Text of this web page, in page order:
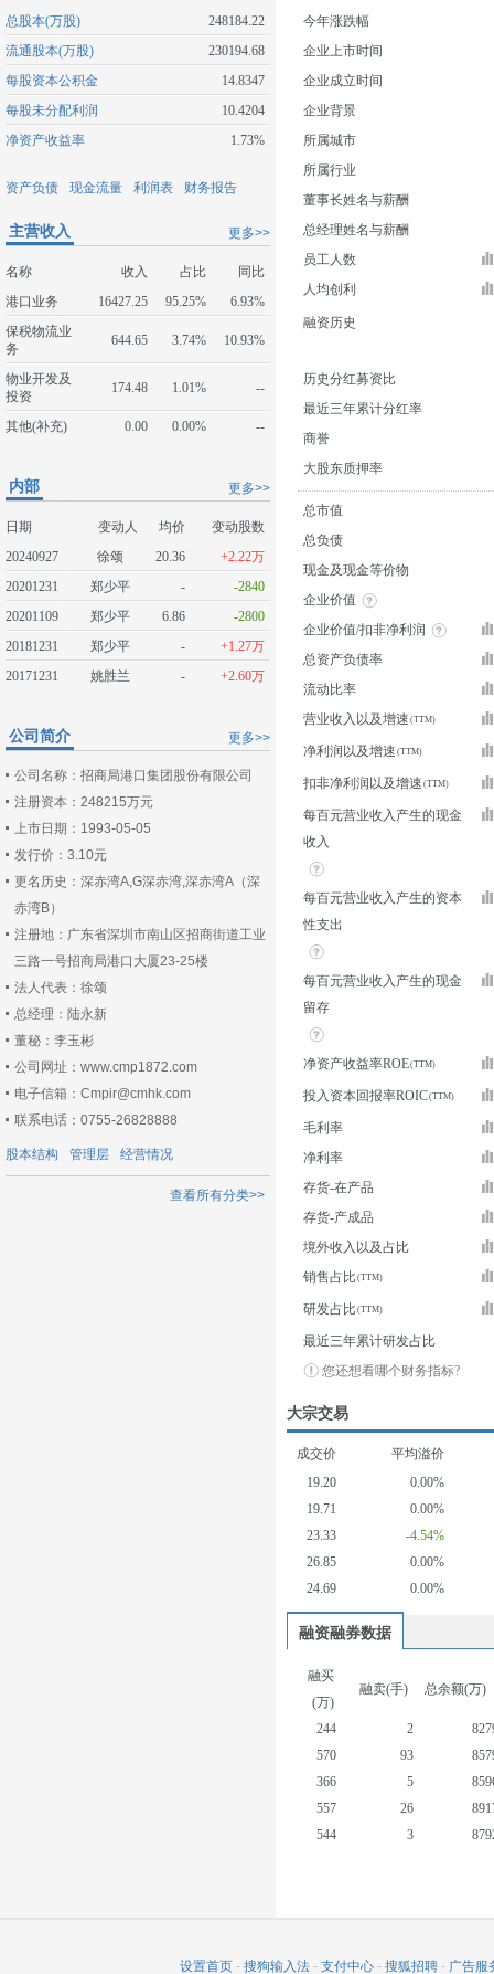
总股本(万股)
248184.22
流通股本(万股)
230194.68
每股资本公积金
14.8347
每股未分配利润
10.4204
净资产收益率
1.73%
资产负债 现金流量 利润表 财务报告
更多>>
主营收入
名称 收入 占比
同比
港口业务
16427.25 95.25%
6.93%
保税物流业
务
644.65 3.74% 10.93%
物业开发及
投资
174.48 1.01% --
其他(补充) 0.00 0.00% --
更多>>
内部
日期 变动人 均价
变动股数
20240927
徐颂 20.36
+2.22万
20201231
郑少平 -
-2840
20201109
郑少平 6.86
-2800
20181231
郑少平 -
+1.27万
20171231
姚胜兰 - +2.60万
更多>>
公司简介
公司名称：招商局港口集团股份有限公司
注册资本：248215万元
上市日期：1993-05-05
发行价：3.10元
更名历史：深赤湾A,G深赤湾,深赤湾A（深
赤湾B）
注册地：广东省深圳市南山区招商街道工业
三路一号招商局港口大厦23-25楼
法人代表：徐颂
总经理：陆永新
董秘：李玉彬
公司网址：www.cmp1872.com
电子信箱：Cmpir@cmhk.com
联系电话：0755-26828888
股本结构 管理层 经营情况
查看所有分类>>
今年涨跌幅
企业上市时间
企业成立时间
企业背景
所属城市
所属行业
董事长姓名与薪酬
总经理姓名与薪酬
员工人数
人均创利
融资历史
历史分红募资比
最近三年累计分红率
商誉
大股东质押率
总市值
总负债
现金及现金等价物
企业价值
企业价值/扣非净利润
总资产负债率
流动比率
营业收入以及增速
净利润以及增速
扣非净利润以及增速
每百元营业收入产生的现金
收入
每百元营业收入产生的资本
性支出
每百元营业收入产生的现金
留存
净资产收益率ROE
投入资本回报率ROIC
毛利率
净利率
存货-在产品
存货-产成品
境外收入以及占比
销售占比
研发占比
最近三年累计研发占比
您还想看哪个财务指标?
大宗交易
成交价
平均溢价
19.20
0.00%
19.71
0.00%
23.33
-4.54%
26.85
0.00%
24.69
0.00%
融资融券数据
融买
(万)
融卖(手) 总余额(万)
244 2
570
93
366
5
557
26
544
3
319
11
677
125
设置首页 - 搜狗输入法 - 支付中心 - 搜狐招聘 - 广告服